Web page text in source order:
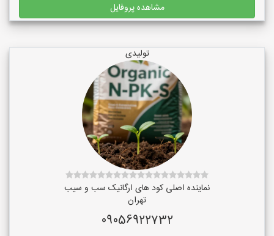
مشاهده پروفایل
تولیدی
نماینده اصلی کود های ارگانیک سب و سیب
تهران
09056922732